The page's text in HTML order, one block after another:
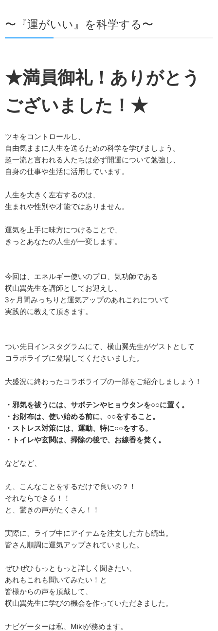
〜『運がいい』を科学する〜
★満員御礼！ありがとう
ございました！★
ツキをコントロールし、
自由気ままに人生を送るための科学を学びましょう。
超一流と言われる人たちは必ず開運について勉強し、
自身の仕事や生活に活用しています。
人生を大きく左右するのは、
生まれや性別や才能ではありません。
運気を上手に味方につけることで、
きっとあなたの人生が一変します。
今回は、エネルギー使いのプロ、気功師である
横山翼先生を講師としてお迎えし、
3ヶ月間みっちりと運気アップのあれこれについて
実践的に教えて頂きます。
つい先日インスタグラムにて、横山翼先生がゲストとして
コラボライブに登場してくださいました。
大盛況に終わったコラボライブの一部をご紹介しましょう！
・邪気を祓うには、サボテンやヒョウタンを○○に置く。
・お財布は、使い始める前に、○○をすること。
・ストレス対策には、運動、特に○○をする。
・トイレや玄関は、掃除の後で、お線香を焚く。
などなど、
え、こんなことをするだけで良いの？！
それならできる！！
と、驚きの声がたくさん！！
実際に、ライブ中にアイテムを注文した方も続出。
皆さん順調に運気アップされていました。
ぜひぜひもっともっと詳しく聞きたい、
あれもこれも聞いてみたい！と
皆様からの声を頂戴して、
横山翼先生に学びの機会を作っていただきました。
ナビゲーターは私、Mikiが務めます。